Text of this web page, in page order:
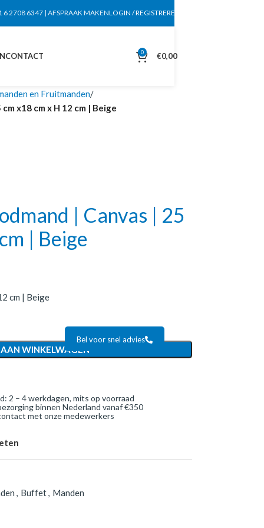
6 2708 6347 | AFSPRAAK MAKENLOGIN / REGISTREREN
CONTACT 0 €0,00
en Fruitmanden
x18 cm x H 12 cm | Beige
| Canvas | 25
| Beige
cm | Beige
WINKELWAGEN
Bel voor snel advies
2 – 4 werkdagen, mits op voorraad
binnen Nederland vanaf €350
met onze medewerkers
, Buffet, Manden